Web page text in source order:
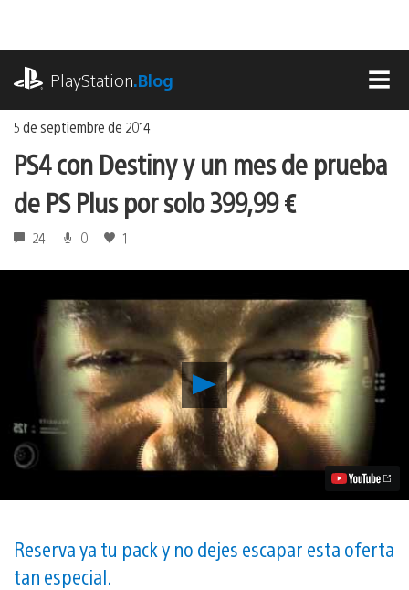
contenido
PlayStation.Blog
5 de septiembre de 2014
PS4 con Destiny y un mes de prueba
de PS Plus por solo 399,99 €
24 0 1
Reproducir
PS4
con
Destiny
y
un
de
PS
Plus
Reserva ya tu pack y no dejes escapar esta oferta
tan especial.